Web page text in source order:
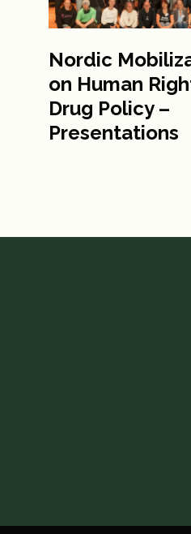
Nordic
on Human
Drug Policy –
Presentations